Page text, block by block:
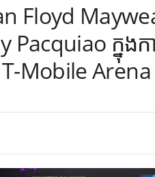
Floyd
ក្នុងក
Mobile Arena